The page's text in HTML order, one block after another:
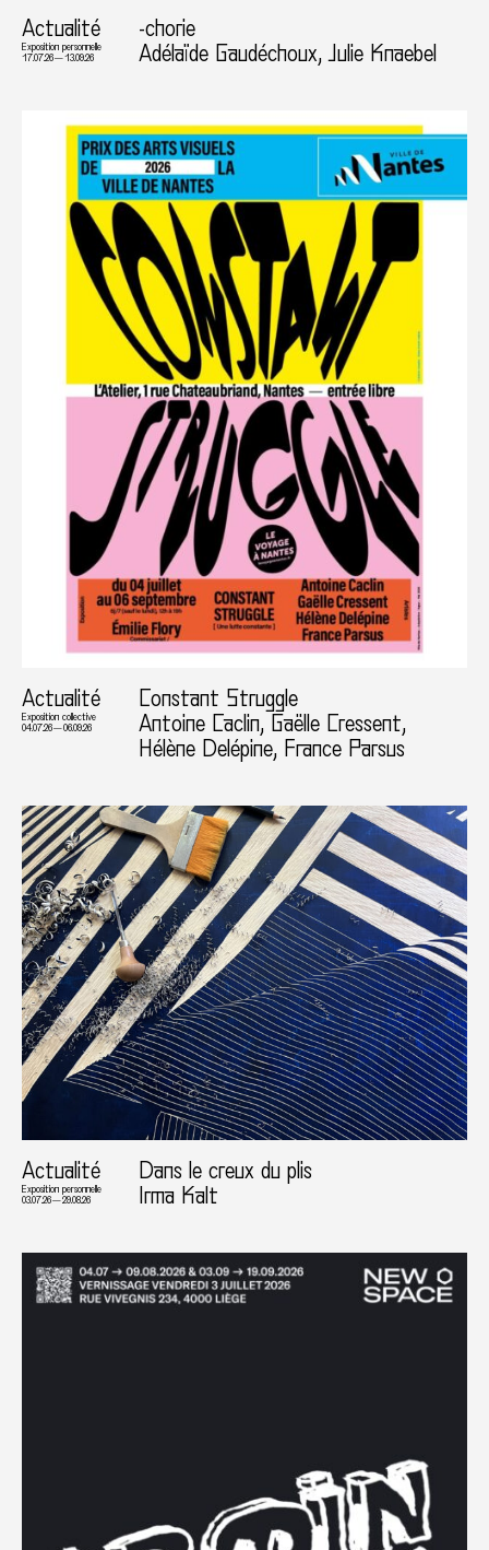
Actualité
Exposition personnelle
17.07.26 — 13.09.26
-chorie
Adélaïde Gaudéchoux, Julie Knaebel
Actualité
Exposition collective
04.07.26 — 06.09.26
Constant Struggle
Antoine Caclin, Gaëlle Cressent,
Hélène Delépine, France Parsus
Actualité
Exposition personnelle
03.07.26 — 29.08.26
Dans le creux du plis
Irma Kalt